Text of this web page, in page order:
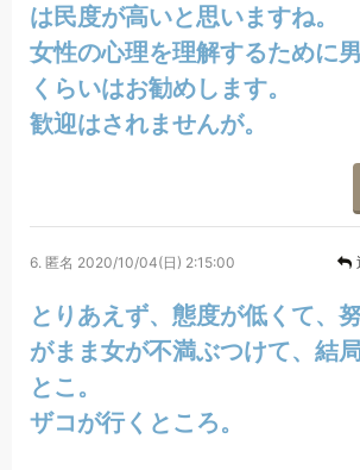
は民度が高いと思いますね。
女性の心理を理解するために
くらいはお勧めします。
歓迎はされませんが。
6. 匿名 2020/10/04(日) 2:15:00
とりあえず、態度が低くて、
がまま女が不満ぶつけて、結
とこ。
ザコが行くところ。